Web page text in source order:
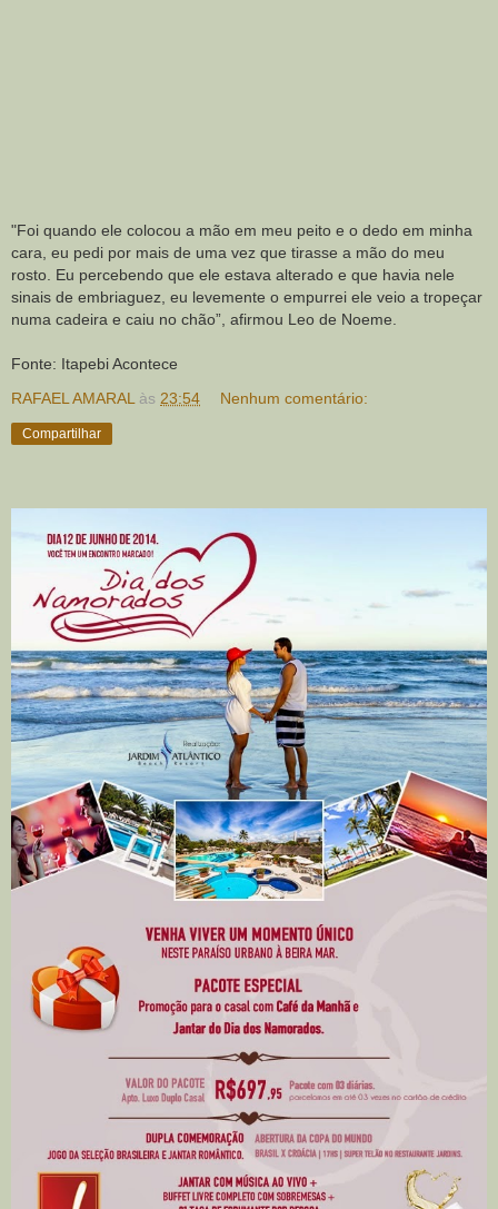
"Foi quando ele colocou a mão em meu peito e o dedo em minha
cara, eu pedi por mais de uma vez que tirasse a mão do meu
rosto. Eu percebendo que ele estava alterado e que havia nele
sinais de embriaguez, eu levemente o empurrei ele veio a tropeçar
numa cadeira e caiu no chão”, afirmou Leo de Noeme.
Fonte: Itapebi Acontece
RAFAEL AMARAL às 23:54 Nenhum comentário:
Compartilhar